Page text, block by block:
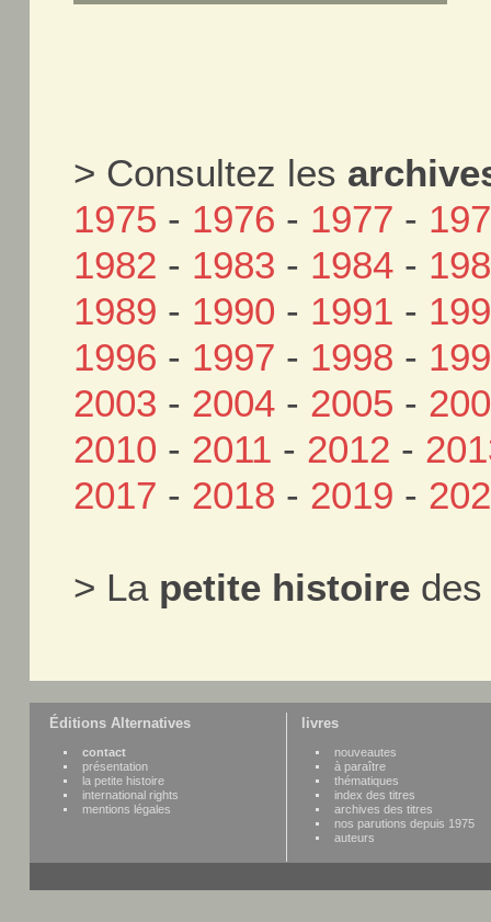
> Consultez les
1975 - 1976 - 1977 -
1982 - 1983 - 1984 -
1989 - 1990 - 1991 -
1996 - 1997 - 1998 -
2003 - 2004 - 2005 -
2010 - 2011 - 2012 -
2017 - 2018 - 2019 -
> La petite histoire
Éditions Alternatives
contact
présentation
la petite histoire
international rights
mentions légales
livres
nouveautes
à paraître
thématiques
index des titres
archives des titres
nos parutions depuis 1975
auteurs